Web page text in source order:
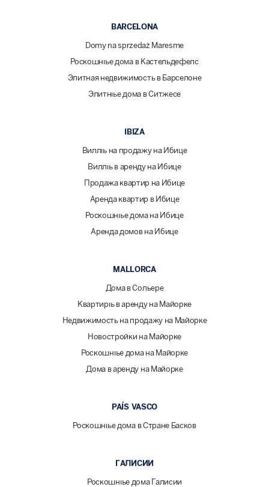
BARCELONA
Domy na sprzedaż Maresme
Роскошные дома в Кастельдефелс
Элитная недвижимость в Барселоне
Элитные дома в Ситжесе
IBIZA
Виллы на продажу на Ибице
Виллы в аренду на Ибице
Продажа квартир на Ибице
Аренда квартир в Ибице
Роскошные дома на Ибице
Аренда домов на Ибице
MALLORCA
Дома в Сольере
Квартиры в аренду на Майорке
Недвижимость на продажу на Майорке
Новостройки на Майорке
Роскошные дома на Майорке
Дома в аренду на Майорке
PAÍS VASCO
Роскошные дома в Стране Басков
ГАЛИСИИ
Роскошные дома Галисии